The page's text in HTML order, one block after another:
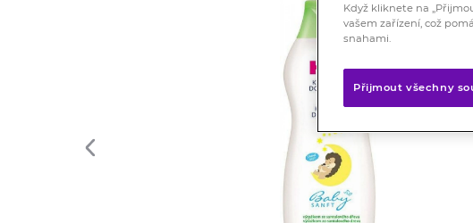
Když kliknete na
vašem zařízení, což
snahami.
Přijmout všechny